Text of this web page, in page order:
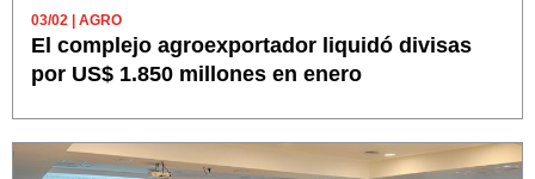
03/02 | AGRO
El complejo agroexportador liquidó divisas
por US$ 1.850 millones en enero